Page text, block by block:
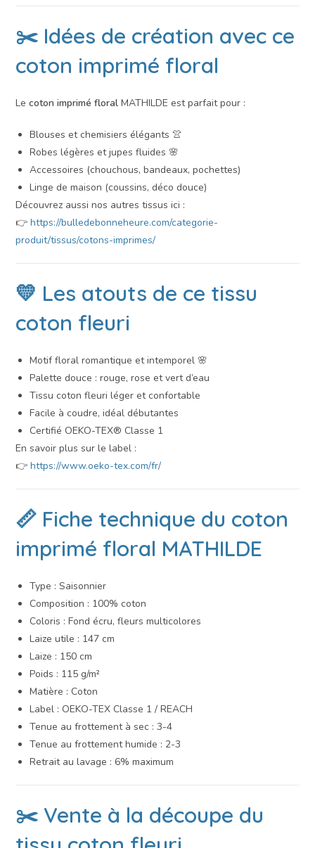
✂️ Idées de création avec ce
coton imprimé floral
Lecoton imprimé floral MATHILDE est parfait pour :
Blouses et chemisiers élégants 👚
Robes légères et jupes fluides 🌸
Accessoires (chouchous, bandeaux, pochettes)
Linge de maison (coussins, déco douce)
Découvrez aussi nos autres tissus ici :
👉https://bulledebonneheure.com/categorie-
produit/tissus/cotons-imprimes/
💛 Les atouts de ce tissu
coton fleuri
Motif floral romantique et intemporel 🌸
Palette douce : rouge, rose et vert d’eau
Tissu coton fleuri léger et confortable
Facile à coudre, idéal débutantes
Certifié OEKO-TEX® Classe 1
En savoir plus sur le label :
👉https://www.oeko-tex.com/fr/
📏 Fiche technique du coton
imprimé floral MATHILDE
Type : Saisonnier
Composition : 100% coton
Coloris : Fond écru, fleurs multicolores
Laize utile : 147 cm
Laize : 150 cm
Poids : 115 g/m²
Matière : Coton
Label : OEKO-TEX Classe 1 / REACH
Tenue au frottement à sec : 3-4
Tenue au frottement humide : 2-3
Retrait au lavage : 6% maximum
✂️ Vente à la découpe du